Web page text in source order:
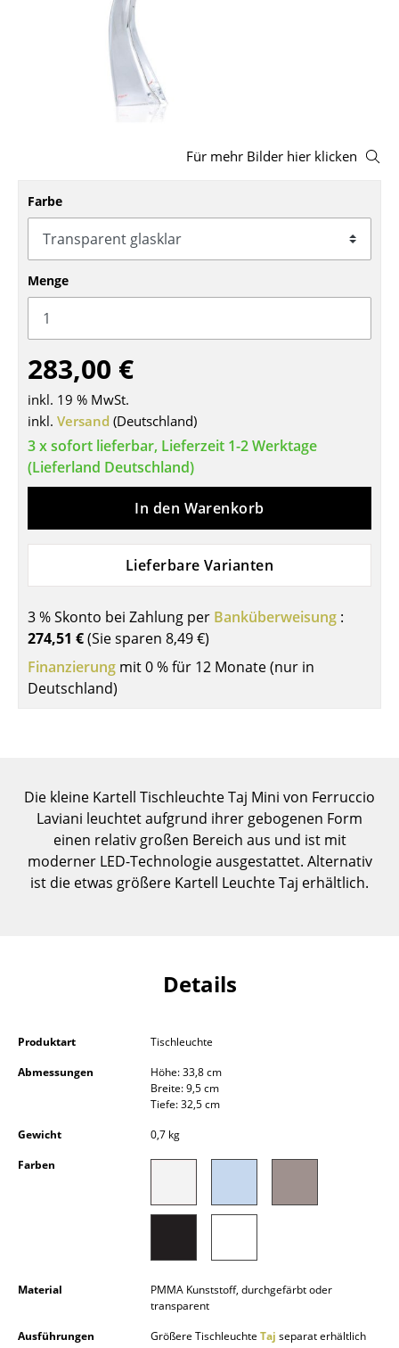
Bänke & Liegen
Schaukelstühle
Bürodrehstühle
Konferenzstühle
Bürosessel
Einzelteile
... alle Sitzmöbel
Tische
Esstische
Couchtische
Schreibtische
Konferenztische
Stehtische & Stehpulte
Einzelteile
... alle Tische
Aufbewahren
Sideboards & Kommoden
TV Möbel
Beistell- & Rollcontainer
Barmöbel
Kleinaufbewahrung
... alle Aufbewahrungsmöbel
Licht
Für mehr Bilder hier klicken
Farbe
Menge
283,00 €
inkl. 19 % MwSt.
inkl. Versand (Deutschland)
3 x sofort lieferbar, Lieferzeit 1-2 Werktage
(Lieferland Deutschland)
In den Warenkorb
Lieferbare Varianten
3 % Skonto bei Zahlung per Banküberweisung :
274,51 €(Sie sparen 8,49 €)
Finanzierung mit 0 % für 12 Monate (nur in
Deutschland)
Die kleine Kartell Tischleuchte Taj Mini von Ferruccio
Laviani leuchtet aufgrund ihrer gebogenen Form
einen relativ großen Bereich aus und ist mit
moderner LED-Technologie ausgestattet. Alternativ
ist die etwas größere Kartell Leuchte Taj erhältlich.
Details
Produktart
Tischleuchte
Abmessungen
Höhe: 33,8 cm
Breite: 9,5 cm
Tiefe: 32,5 cm
Gewicht
0,7 kg
Farben
Material
PMMA Kunststoff, durchgefärbt oder
transparent
Ausführungen
Größere Tischleuchte Taj separat erhältlich